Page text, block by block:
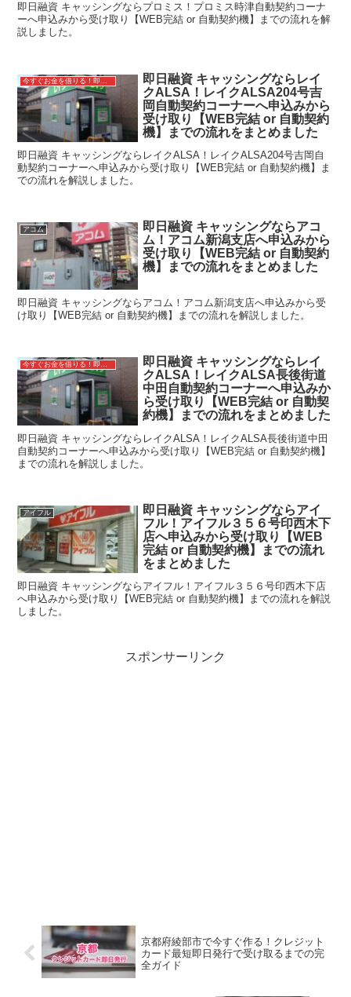
即日融資 キャッシングならプロミス！プロミス時津自動契約コーナ
ーへ申込みから受け取り【WEB完結 or 自動契約機】までの流れを解
説しました。
今すぐお金を借りる！即日融資キャッシング
即日融資 キャッシングならレイ
クALSA！レイクALSA204号吉
岡自動契約コーナーへ申込みから
受け取り【WEB完結 or 自動契約
機】までの流れをまとめました
即日融資 キャッシングならレイクALSA！レイクALSA204号吉岡自
動契約コーナーへ申込みから受け取り【WEB完結 or 自動契約機】ま
での流れを解説しました。
アコム
即日融資 キャッシングならアコ
ム！アコム新潟支店へ申込みから
受け取り【WEB完結 or 自動契約
機】までの流れをまとめました
即日融資 キャッシングならアコム！アコム新潟支店へ申込みから受
け取り【WEB完結 or 自動契約機】までの流れを解説しました。
今すぐお金を借りる！即日融資キャッシング
即日融資 キャッシングならレイ
クALSA！レイクALSA長後街道
中田自動契約コーナーへ申込みか
ら受け取り【WEB完結 or 自動契
約機】までの流れをまとめました
即日融資 キャッシングならレイクALSA！レイクALSA長後街道中田
自動契約コーナーへ申込みから受け取り【WEB完結 or 自動契約機】
までの流れを解説しました。
アイフル
即日融資 キャッシングならアイ
フル！アイフル３５６号印西木下
店へ申込みから受け取り【WEB
完結 or 自動契約機】までの流れ
をまとめました
即日融資 キャッシングならアイフル！アイフル３５６号印西木下店
へ申込みから受け取り【WEB完結 or 自動契約機】までの流れを解説
しました。
スポンサーリンク
京都府綾部市で今すぐ作る！クレジット
カード最短即日発行で受け取るまでの完
全ガイド